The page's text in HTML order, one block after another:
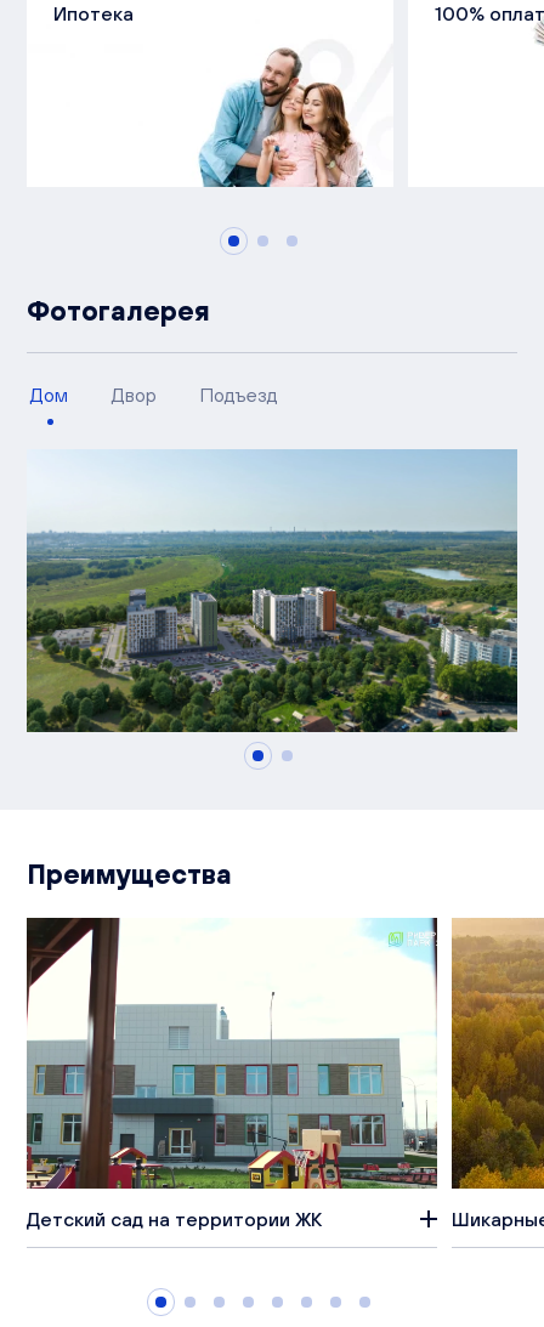
Ипотека 100%
Фотогалерея
Дом Двор Подъезд
Преимущества
Детский сад на территории ЖК